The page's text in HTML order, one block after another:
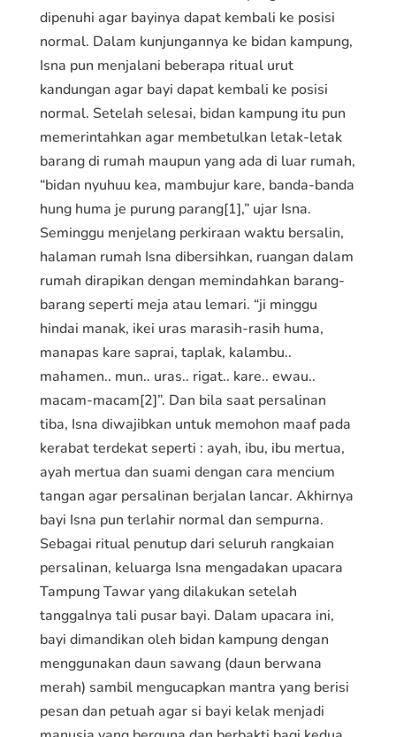
dipenuhi agar bayinya dapat kembali ke posisi
normal. Dalam kunjungannya ke bidan kampung,
Isna pun menjalani beberapa ritual urut
kandungan agar bayi dapat kembali ke posisi
normal. Setelah selesai, bidan kampung itu pun
memerintahkan agar membetulkan letak-letak
barang di rumah maupun yang ada di luar rumah,
“bidan nyuhuu kea, mambujur kare, banda-banda
hung huma je purung parang[1],” ujar Isna.
Seminggu menjelang perkiraan waktu bersalin,
halaman rumah Isna dibersihkan, ruangan dalam
rumah dirapikan dengan memindahkan barang-
barang seperti meja atau lemari. “ji minggu
hindai manak, ikei uras marasih-rasih huma,
manapas kare saprai, taplak, kalambu..
mahamen.. mun.. uras.. rigat.. kare.. ewau..
macam-macam[2]”. Dan bila saat persalinan
tiba, Isna diwajibkan untuk memohon maaf pada
kerabat terdekat seperti : ayah, ibu, ibu mertua,
ayah mertua dan suami dengan cara mencium
tangan agar persalinan berjalan lancar. Akhirnya
bayi Isna pun terlahir normal dan sempurna.
Sebagai ritual penutup dari seluruh rangkaian
persalinan, keluarga Isna mengadakan upacara
Tampung Tawar yang dilakukan setelah
tanggalnya tali pusar bayi. Dalam upacara ini,
bayi dimandikan oleh bidan kampung dengan
menggunakan daun sawang (daun berwana
merah) sambil mengucapkan mantra yang berisi
pesan dan petuah agar si bayi kelak menjadi